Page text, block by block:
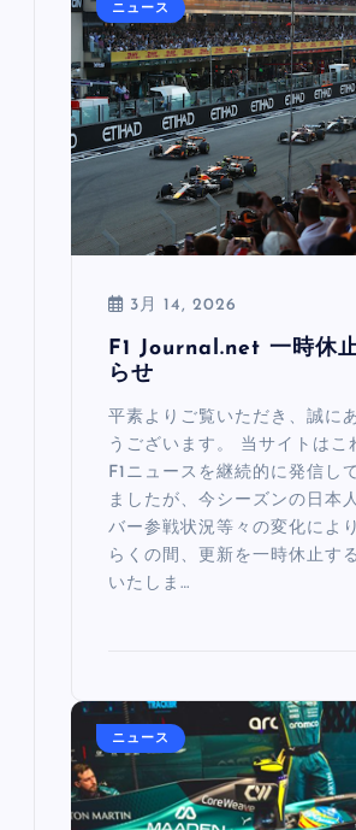
ニュース
3月 14, 2026
F1 Journal.net 一時休
らせ
平素よりご覧いただき、誠に
うございます。 当サイトはこ
F1ニュースを継続的に発信し
ましたが、今シーズンの日本
バー参戦状況等々の変化によ
らくの間、更新を一時休止す
いたしま…
ニュース